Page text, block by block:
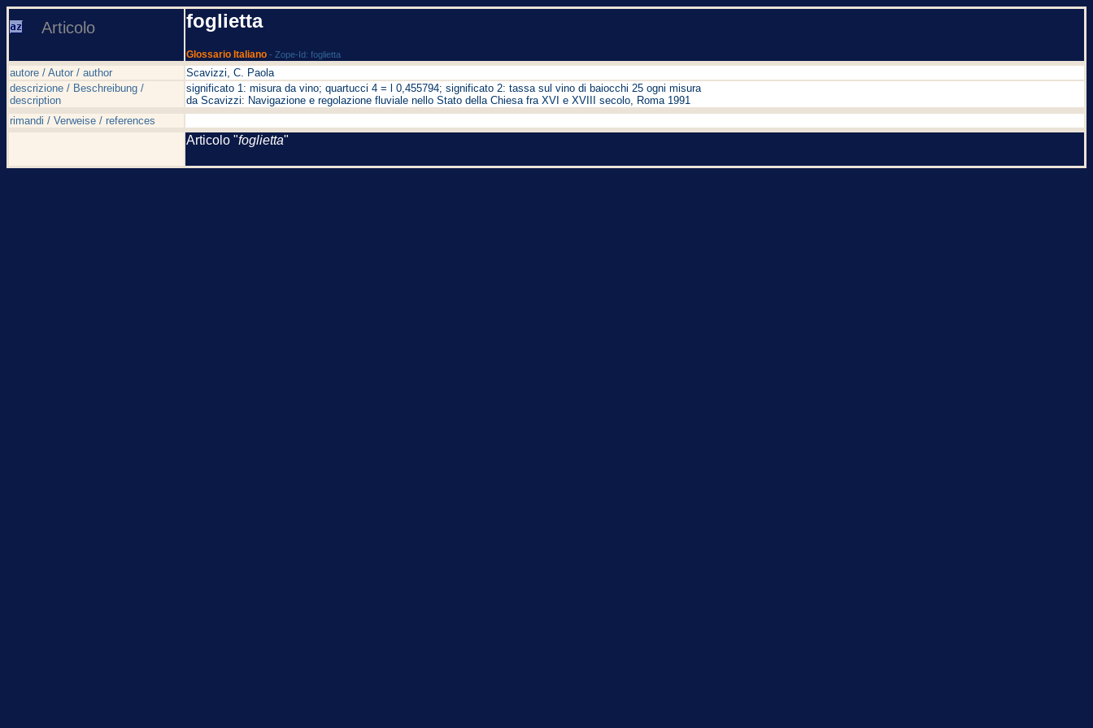
Articolo foglietta
Glossario Italiano - Zope-Id: foglietta
autore / Autor / author
Scavizzi, C. Paola
descrizione / Beschreibung /
description
significato 1: misura da vino; quartucci 4 = l 0,455794; significato 2: tassa sul vino di baiocchi 25 ogni misura
da Scavizzi: Navigazione e regolazione fluviale nello Stato della Chiesa fra XVI e XVIII secolo, Roma 1991
rimandi / Verweise / references
Articolo "foglietta"